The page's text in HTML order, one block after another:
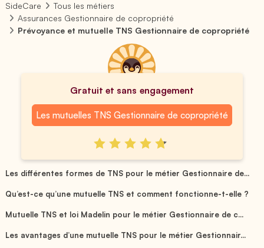
SideCare
Tous les métiers
Assurances Gestionnaire de copropriété
Prévoyance et mutuelle TNS Gestionnaire de copropriété
Gratuit et sans engagement
Les mutuelles TNS Gestionnaire de copropriété
Les différentes formes de TNS pour le métier Gestionnaire de...
Qu’est-ce qu’une mutuelle TNS et comment fonctionne-t-elle ?
Mutuelle TNS et loi Madelin pour le métier Gestionnaire de c...
Les avantages d’une mutuelle TNS pour le métier Gestionnair...